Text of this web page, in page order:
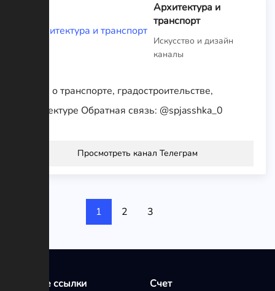
Архитектура и
транспорт
Искусство и дизайн
каналы
Канал о транспорте, градостроительстве,
архитектуре Обратная связь: @spjasshka_0
Просмотреть канал Телеграм
1 2 3
Быстрые ссылки
Счет